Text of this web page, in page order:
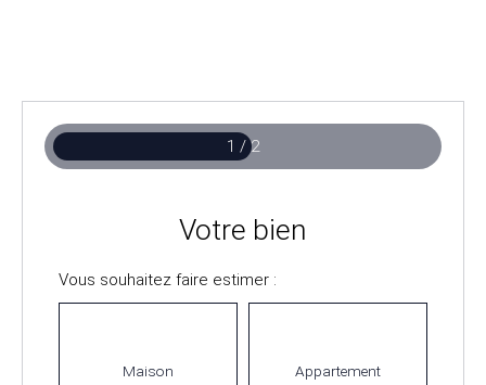
1 / 2
Votre bien
Vous souhaitez faire estimer :
Maison Appartement